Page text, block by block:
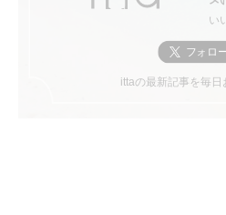
い
ittaの最新記事を毎日